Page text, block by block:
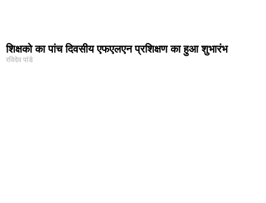
शिक्षको का पांच दिवसीय एफएलएन प्रशिक्षण का हुआ शुभारंभ
रविदेव पांडे